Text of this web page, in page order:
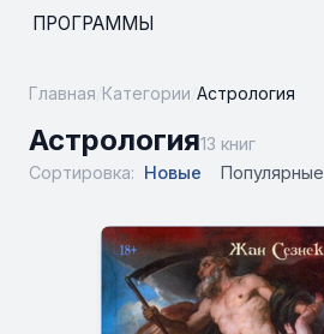
ПРОГРАММЫ
Главная Категории Астрология
Астрология13 книг
Сортировка: Новые Популярные